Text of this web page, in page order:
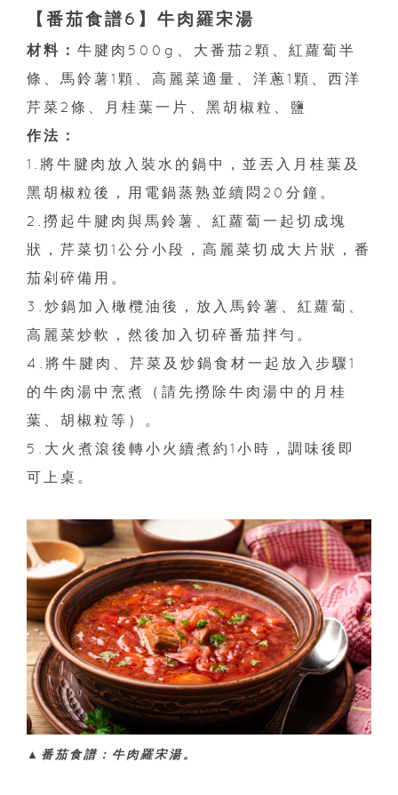
【番茄食譜6】牛肉羅宋湯
材料： 牛腱肉500g、大番茄2顆、紅蘿蔔半
條、馬鈴薯1顆、高麗菜適量、洋蔥1顆、西洋
芹菜2條、月桂葉一片、黑胡椒粒、鹽
作法：
1.將牛腱肉放入裝水的鍋中，並丟入月桂葉及
黑胡椒粒後，用電鍋蒸熟並續悶20分鐘。
2.撈起牛腱肉與馬鈴薯、紅蘿蔔一起切成塊
狀，芹菜切1公分小段，高麗菜切成大片狀，番
茄剁碎備用。
3.炒鍋加入橄欖油後，放入馬鈴薯、紅蘿蔔、
高麗菜炒軟，然後加入切碎番茄拌勻。
4.將牛腱肉、芹菜及炒鍋食材一起放入步驟1
的牛肉湯中烹煮（請先撈除牛肉湯中的月桂
葉、胡椒粒等）。
5.大火煮滾後轉小火續煮約1小時，調味後即
可上桌。
▲番茄食譜：牛肉羅宋湯。